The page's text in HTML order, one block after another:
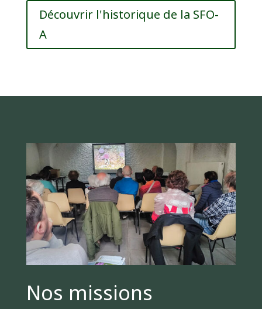
Découvrir l'historique de la SFO-
A
Nos missions